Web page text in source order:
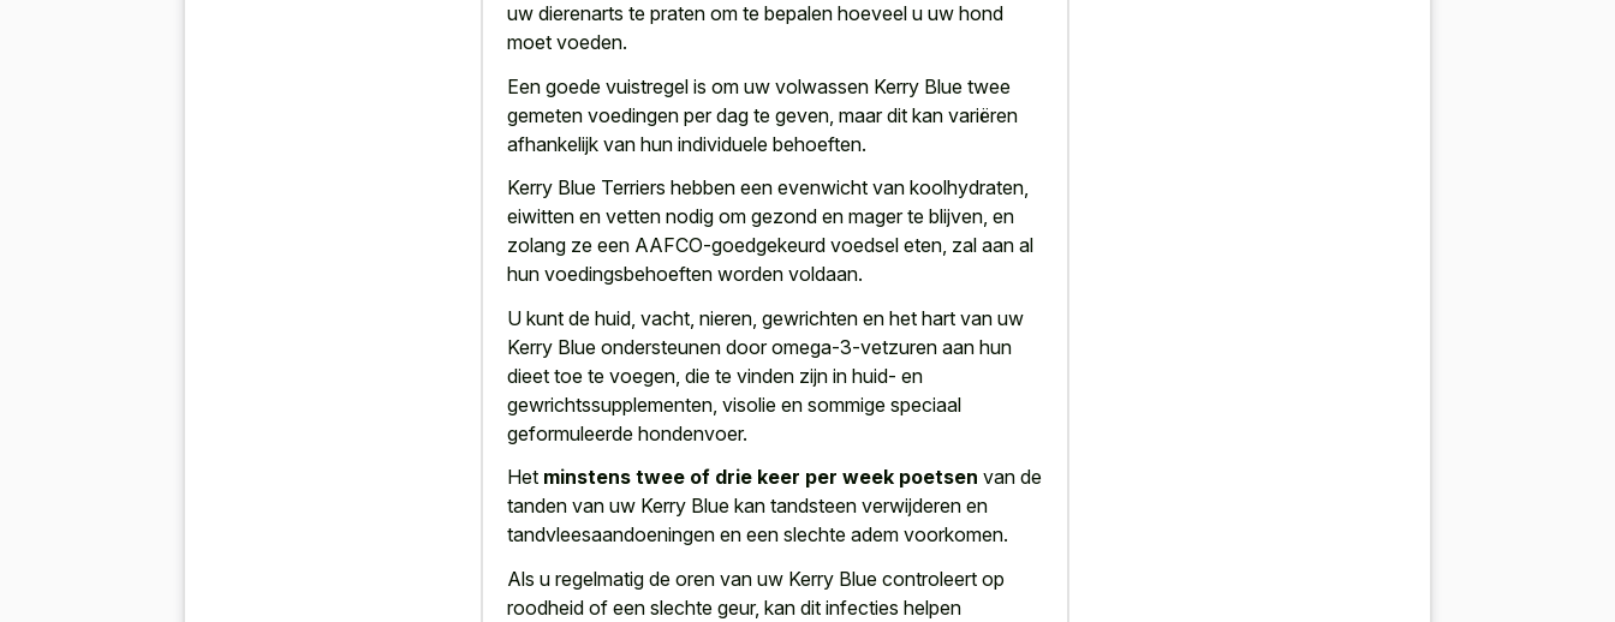
uw dierenarts te praten om te bepalen hoeveel u uw hond
moet voeden.
Een goede vuistregel is om uw volwassen Kerry Blue twee
gemeten voedingen per dag te geven, maar dit kan variëren
afhankelijk van hun individuele behoeften.
Kerry Blue Terriers hebben een evenwicht van koolhydraten,
eiwitten en vetten nodig om gezond en mager te blijven, en
zolang ze een AAFCO-goedgekeurd voedsel eten, zal aan al
hun voedingsbehoeften worden voldaan.
U kunt de huid, vacht, nieren, gewrichten en het hart van uw
Kerry Blue ondersteunen door omega-3-vetzuren aan hun
dieet toe te voegen, die te vinden zijn in huid- en
gewrichtssupplementen, visolie en sommige speciaal
geformuleerde hondenvoer.
Het minstens twee of drie keer per week poetsen van de
tanden van uw Kerry Blue kan tandsteen verwijderen en
tandvleesaandoeningen en een slechte adem voorkomen.
Als u regelmatig de oren van uw Kerry Blue controleert op
roodheid of een slechte geur, kan dit infecties helpen